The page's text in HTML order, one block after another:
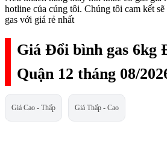
hotline của cúng tôi. Chúng tôi cam kết
gas với giá rẻ nhất
Giá Đổi bình gas 6kg
Quận 12 tháng 08/
Giá Cao - Thấp Giá Thấp - Cao